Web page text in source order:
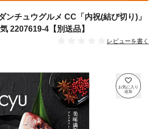
ンチュウグルメ CC「内祝(結び切り)」
2207619-4【別送品】
レビューを書く